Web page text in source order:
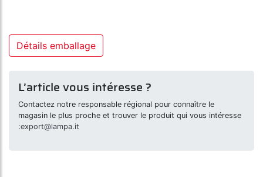
Détails emballage
L’article vous intéresse ?
Contactez notre responsable régional pour connaître le
magasin le plus proche et trouver le produit qui vous intéresse
:export@lampa.it